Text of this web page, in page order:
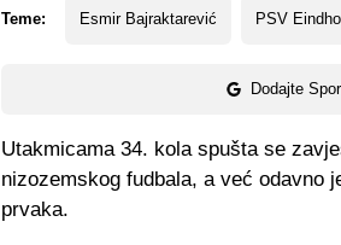
Teme: Esmir Bajraktarević PSV
Dodajte
Utakmicama 34. kola spušta se
nizozemskog fudbala, a već odavno
prvaka.